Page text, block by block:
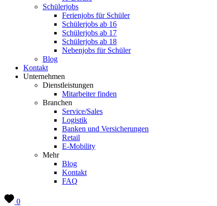
Schülerjobs
Ferienjobs für Schüler
Schülerjobs ab 16
Schülerjobs ab 17
Schülerjobs ab 18
Nebenjobs für Schüler
Blog
Kontakt
Unternehmen
Dienstleistungen
Mitarbeiter finden
Branchen
Service/Sales
Logistik
Banken und Versicherungen
Retail
E-Mobility
Mehr
Blog
Kontakt
FAQ
0